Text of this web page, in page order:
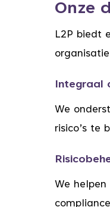
Onze
L2P biedt
Integraal
We
risico’s te
We